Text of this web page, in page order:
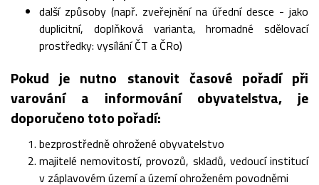
další způsoby (např. zveřejnění na úřední desce - jako
duplicitní, doplňková varianta, hromadné sdělovací
prostředky: vysílání ČT a ČRo)
Pokud je nutno stanovit časové pořadí při
varování a informování obyvatelstva, je
doporučeno toto pořadí:
bezprostředně ohrožené obyvatelstvo
majitelé nemovitostí, provozů, skladů, vedoucí institucí
v záplavovém území a území ohroženém povodněmi